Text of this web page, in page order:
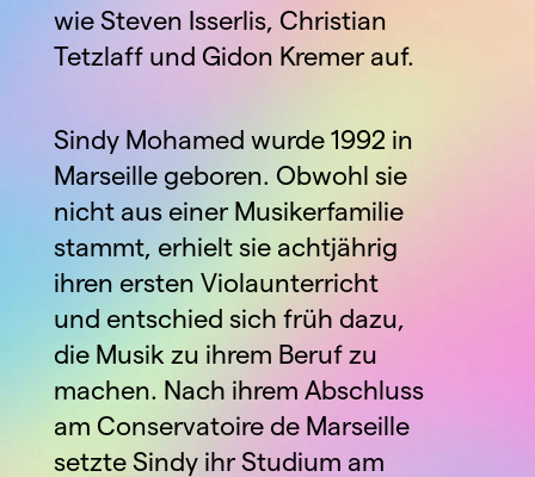
wie Steven Isserlis, Christian
Tetzlaff und Gidon Kremer auf.
Sindy Mohamed wurde 1992 in
Marseille geboren. Obwohl sie
nicht aus einer Musikerfamilie
stammt, erhielt sie achtjährig
ihren ersten Violaunterricht
und entschied sich früh dazu,
die Musik zu ihrem Beruf zu
machen. Nach ihrem Abschluss
am Conservatoire de Marseille
setzte Sindy ihr Studium am